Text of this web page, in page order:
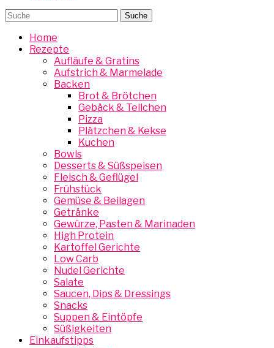
Home
Rezepte
Aufläufe & Gratins
Aufstrich & Marmelade
Backen
Brot & Brötchen
Gebäck & Teilchen
Pizza
Plätzchen & Kekse
Kuchen
Bowls
Desserts & Süßspeisen
Fleisch & Geflügel
Frühstück
Gemüse & Beilagen
Getränke
Gewürze, Pasten & Marinaden
High Protein
Kartoffel Gerichte
Low Carb
Nudel Gerichte
Salate
Saucen, Dips & Dressings
Snacks
Suppen & Eintöpfe
Süßigkeiten
Einkaufstipps